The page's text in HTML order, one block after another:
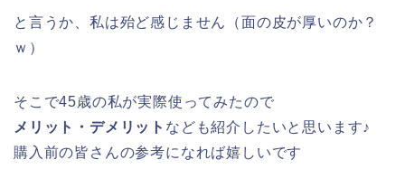
と言うか、私は殆ど感じません（面の皮が厚いのか？
ｗ）
そこで45歳の私が実際使ってみたので
メリット・デメリット なども紹介したいと思います♪
購入前の皆さんの参考になれば嬉しいです